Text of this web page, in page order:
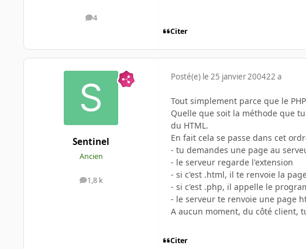
4
messages
Citer
Sentinel
Ancien
1,8 k
messages
Posté(e) le 25 janvier 200422 a
Tout simplement parce que le
Quelle que soit la méthode que
du HTML.
En fait cela se passe dans cet
- tu demandes une page au
- le serveur regarde l'extension
- si c'est .html, il te renvoie la
- si c'est .php, il appelle le
- le serveur te renvoie une page
A aucun moment, du côté client,
Citer